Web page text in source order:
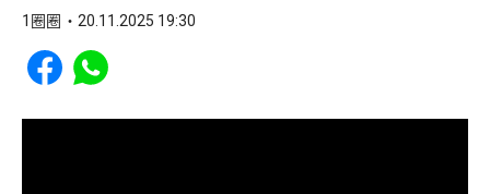
1圈圈 20.11.2025 19:30
Share to Facebook
Share to WhatsApp